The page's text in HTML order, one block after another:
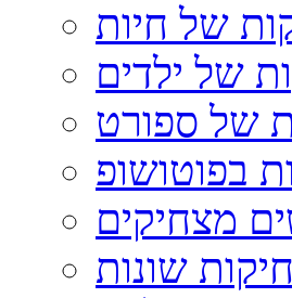
של חיות
של ילדים
של ספורט
בפוטושופ
מצחיקים
שונות